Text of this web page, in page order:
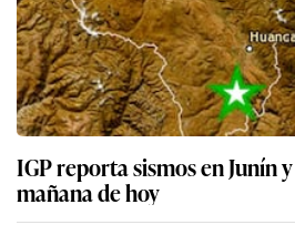
IGP reporta sismos en Junín
mañana de hoy